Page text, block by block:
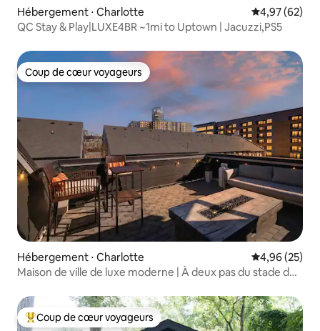
Hébergement ⋅ Charlotte Évaluation
4,97 (62)
QC Stay & Play|LUXE4BR ~1mi to Uptown | Jacuzzi,PS5
Coup de cœur voyageurs
Coup de cœur voyageurs
Hébergement ⋅ Charlotte Évaluation
4,96 (25)
Maison de ville de luxe moderne | À deux pas du stade des
Coups de cœur voyageurs les plus appréciés
Coup de cœur voyageurs